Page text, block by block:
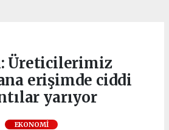
Üreticilerimiz
erişimde ciddi
yarıyor
EKONOMI